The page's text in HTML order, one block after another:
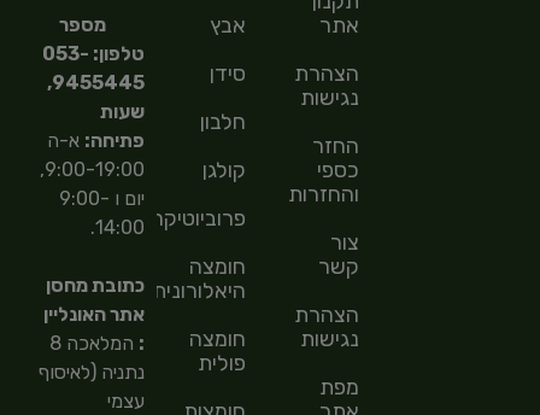
אתר
הצהרת
נגישות
החזר
כספי
והחזרות
צור
קשר
הצהרת
נגישות
מפת
אבץ
סידן
חלבון
קולגן
פרוביוטיקה
חומצה
היאלורונית
חומצה
פולית
מספר
טלפון: 053-
9455445,
שעות
פתיחה: א-ה
9:00-19:00,
יום ו 9:00-
14:00.
כתובת מחסן
אתר האונליין
:
המלאכה 8
נתניה (לאיסוף
עצמי